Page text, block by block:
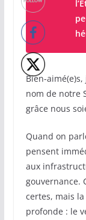
Bien-
nom de notre
grâce nous
Quand on
pensent
aux
gouvernance.
certes, mais
profonde : le